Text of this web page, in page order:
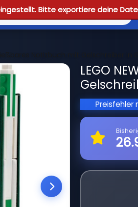
Bitte exportiere deine
Notizbuch mit Gelschreiber in
LEGO
Preisfehler